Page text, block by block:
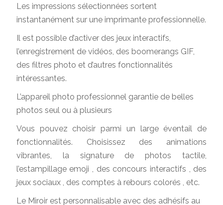
Les impressions sélectionnées sortent
instantanément sur une imprimante professionnelle.
Il est possible d’activer des jeux interactifs,
l’enregistrement de vidéos, des boomerangs GIF,
des filtres photo et d’autres fonctionnalités
intéressantes.
L’appareil photo professionnel garantie de belles
photos seul ou à plusieurs
Vous pouvez choisir parmi un large éventail de
fonctionnalités. Choisissez des animations
vibrantes, la signature de photos tactile,
l’estampillage emoji , des concours interactifs , des
jeux sociaux , des comptes à rebours colorés , etc.
Le Miroir est personnalisable avec des adhésifs au